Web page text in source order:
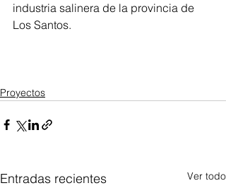
industria salinera de la provincia de
Los Santos.
Proyectos
Entradas recientes Ver todo